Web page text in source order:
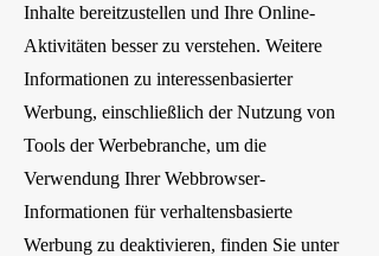
Inhalte bereitzustellen und Ihre Online-
Aktivitäten besser zu verstehen. Weitere
Informationen zu interessenbasierter
Werbung, einschließlich der Nutzung von
Tools der Werbebranche, um die
Verwendung Ihrer Webbrowser-
Informationen für verhaltensbasierte
Werbung zu deaktivieren, finden Sie unter